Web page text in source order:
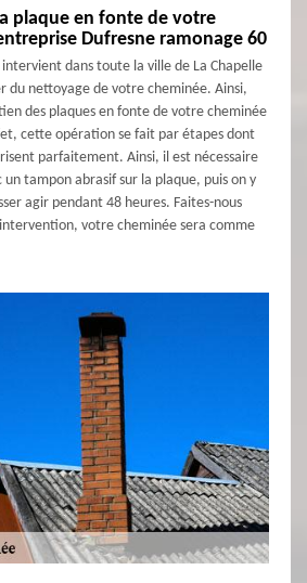
plaque en fonte de votre
Dufresne ramonage 60
dans toute la ville de La Chapelle
du nettoyage de votre cheminée. Ainsi,
des plaques en fonte de votre cheminée
cette opération se fait par étapes dont
parfaitement. Ainsi, il est nécessaire
un tampon abrasif sur la plaque, puis on y
agir pendant 48 heures. Faites-nous
votre cheminée sera comme